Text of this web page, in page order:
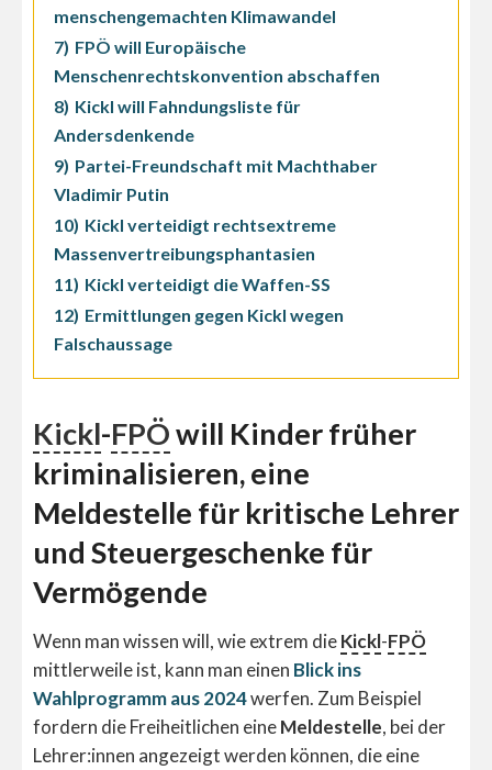
menschengemachten Klimawandel
7) FPÖ will Europäische
Menschenrechtskonvention abschaffen
8) Kickl will Fahndungsliste für
Andersdenkende
9) Partei-Freundschaft mit Machthaber
Vladimir Putin
10) Kickl verteidigt rechtsextreme
Massenvertreibungsphantasien
11) Kickl verteidigt die Waffen-SS
12) Ermittlungen gegen Kickl wegen
Falschaussage
Kickl-FPÖwill Kinder früher
kriminalisieren, eine
Meldestelle für kritische Lehrer
und Steuergeschenke für
Vermögende
Wenn man wissen will, wie extrem dieKickl-FPÖ
mittlerweile ist, kann man einen Blick ins
Wahlprogramm aus 2024werfen. Zum Beispiel
fordern die Freiheitlichen eineMeldestelle, bei der
Lehrer:innen angezeigt werden können, die eine